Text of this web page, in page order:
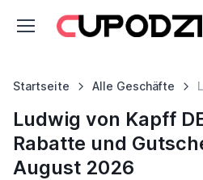
Startseite Alle Geschäfte
Ludwig von Kapff
Rabatte und
August 2026